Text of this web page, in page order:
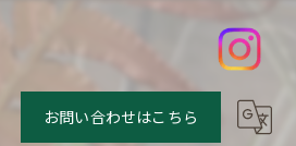
お問い合わせはこちら